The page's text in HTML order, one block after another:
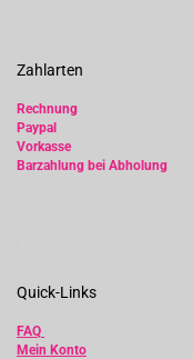
Zahlarten
Rechnung
Paypal
Vorkasse
Barzahlung bei Abholung
Quick-Links
FAQ
Mein Konto